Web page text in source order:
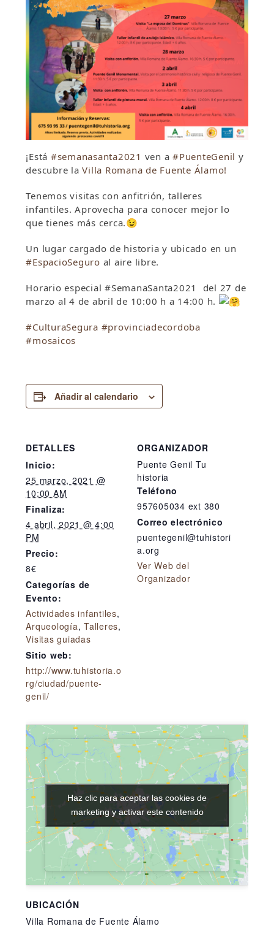
¡Está #semanasanta2021 ven a#PuenteGenil y
descubre laVilla Romana de Fuente Álamo!
Tenemos visitas con anfitrión, talleres
infantiles. Aprovecha para conocer mejor lo
que tienes más cerca.😉
Un lugar cargado de historia y ubicado en un
#EspacioSeguro al aire libre.
Horario especial #SemanaSanta2021 del 27 de
marzo al 4 de abril de 10:00 h a 14:00 h.
#CulturaSegura #provinciadecordoba
#mosaicos
Añadir al calendario
DETALLES
Inicio:
25 marzo, 2021 @
10:00 AM
Finaliza:
4 abril, 2021 @ 4:00
PM
Precio:
8€
Categorías de
Evento:
Actividades infantiles,
Arqueología,Talleres,
Visitas guiadas
Sitio web:
http://www.tuhistoria.o
rg/ciudad/puente-
genil/
ORGANIZADOR
Puente Genil Tu
historia
Teléfono
957605034 ext 380
Correo electrónico
puentegenil@tuhistori
a.org
Ver Web del
Organizador
UBICACIÓN
Villa Romana de Fuente Álamo
Haz clic para aceptar las cookies de
marketing y activar este contenido
Haz clic para aceptar las cookies de
marketing y activar este contenido